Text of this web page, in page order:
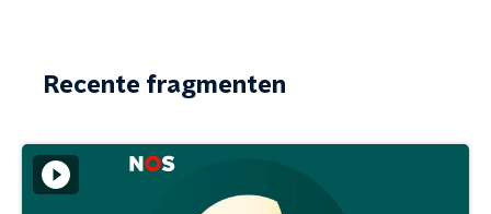
Recente fragmenten